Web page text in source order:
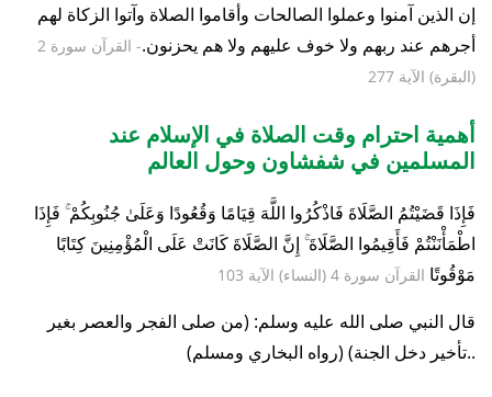
إن الذين آمنوا وعملوا الصالحات وأقاموا الصلاة وآتوا الزكاة لهم
أجرهم عند ربهم ولا خوف عليهم ولا هم يحزنون.
- القرآن سورة 2
(البقرة) الآية 277
أهمية احترام وقت الصلاة في الإسلام عند
المسلمين في شفشاون وحول العالم
فَإِذَا قَضَيْتُمُ الصَّلَاةَ فَاذْكُرُوا اللَّهَ قِيَامًا وَقُعُودًا وَعَلَىٰ جُنُوبِكُمْ ۚ فَإِذَا
اطْمَأْنَنْتُمْ فَأَقِيمُوا الصَّلَاةَ ۚ إِنَّ الصَّلَاةَ كَانَتْ عَلَى الْمُؤْمِنِينَ كِتَابًا
مَوْقُوتًا القرآن سورة 4 (النساء) الآية 103
قال النبي صلى الله عليه وسلم: (من صلى الفجر والعصر بغير
تأخير دخل الجنة) (رواه البخاري ومسلم)..